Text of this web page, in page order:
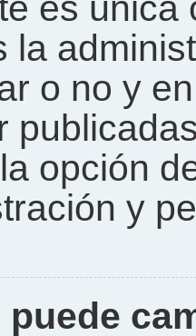
la
o no y
opción
y
puede